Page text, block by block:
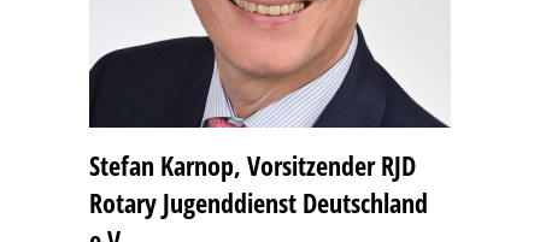
Stefan Karnop, Vorsitzender RJD
Rotary Jugenddienst Deutschland